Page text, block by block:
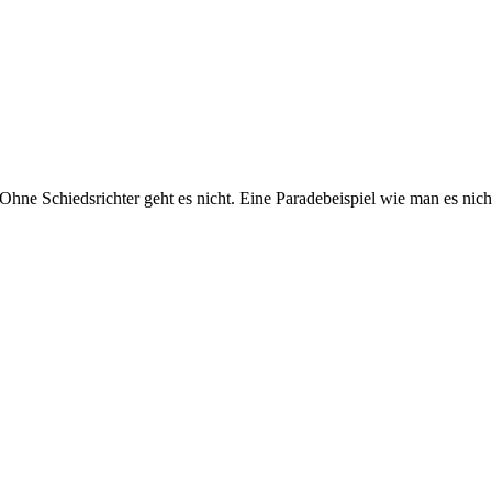
Ohne Schiedsrichter geht es nicht. Eine Paradebeispiel wie man es